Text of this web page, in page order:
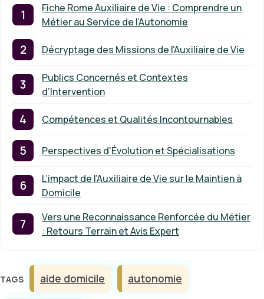
Fiche Rome Auxiliaire de Vie : Comprendre un
Métier au Service de l’Autonomie
Décryptage des Missions de l’Auxiliaire de Vie
Publics Concernés et Contextes
d’Intervention
Compétences et Qualités Incontournables
Perspectives d’Évolution et Spécialisations
L’impact de l’Auxiliaire de Vie sur le Maintien à
Domicile
Vers une Reconnaissance Renforcée du Métier
: Retours Terrain et Avis Expert
Étiquettes
aide domicile autonomie